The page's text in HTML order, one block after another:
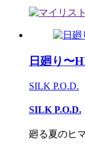
日廻り〜
SILK P.O.D.
SILK P.O.D.
廻る夏のヒ